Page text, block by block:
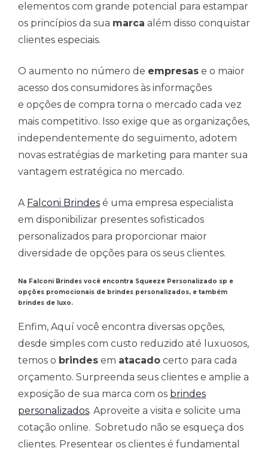
elementos com grande potencial para estampar
os princípios da sua marca além disso conquistar
clientes especiais.
O aumento no número de empresas e o maior
acesso dos consumidores às informações
e opções de compra torna o mercado cada vez
mais competitivo. Isso exige que as organizações,
independentemente do seguimento, adotem
novas estratégias de marketing para manter sua
vantagem estratégica no mercado.
A Falconi Brindes é uma empresa especialista
em disponibilizar presentes sofisticados
personalizados para proporcionar maior
diversidade de opções para os seus clientes.
Na Falconi Brindes você encontra Squeeze Personalizado sp e
opções promocionais de brindes personalizados, e também
brindes de luxo.
Enfim, Aquí você encontra diversas opções,
desde simples com custo reduzido até luxuosos,
temos o brindes em atacado certo para cada
orçamento. Surpreenda seus clientes e amplie a
exposição de sua marca com os brindes
personalizados. Aproveite a visita e solicite uma
cotação online. Sobretudo não se esqueça dos
clientes. Presentear os clientes é fundamental